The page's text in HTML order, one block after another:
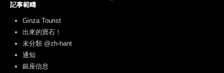
記事範疇
Ginza Tourist
出來的寶石！
未分類 @zh-hant
通知
銀座信息